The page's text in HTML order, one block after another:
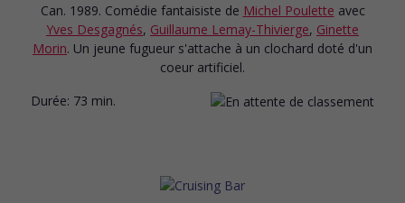
Can. 1989. Comédie fantaisiste de Michel Poulette avec
Yves Desgagnés, Guillaume Lemay-Thivierge, Ginette
Morin. Un jeune fugueur s'attache à un clochard doté d'un
coeur artificiel.
Durée: 73 min.